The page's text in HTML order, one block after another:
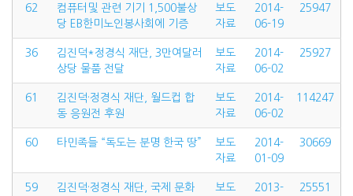
62
컴퓨터및 관련 기기 1,500불상
당 EB한미노인봉사회에 기증
보도
자료
2014-
06-19
25947
36
김진덕*정경식 재단, 3만여달러
상당 물품 전달
보도
자료
2014-
06-02
25927
61
김진덕·정경식 재단, 월드컵 합
동 응원전 후원
보도
자료
2014-
06-02
114247
60 타민족들 “독도는 분명 한국 땅”
보도
자료
2014-
01-09
30669
59
김진덕·정경식 재단, 국제 문화
보도
2013-
25551